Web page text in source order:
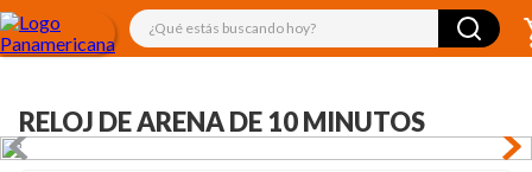
¿Qué estás buscando hoy?
RELOJ DE ARENA DE 10 MINUTOS